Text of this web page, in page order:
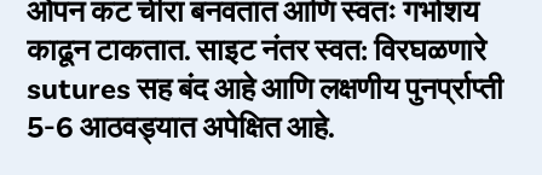
ओपन कट चीरा बनवतात आणि स्वतः गर्भाशय
काढून टाकतात. साइट नंतर स्वत: विरघळणारे
sutures सह बंद आहे आणि लक्षणीय पुनर्प्राप्ती
5-6 आठवड्यात अपेक्षित आहे.